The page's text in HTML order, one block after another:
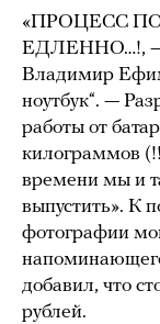
«ПРОЦЕСС
ЕДЛЕННО…!, —
Владимир
ноутбук“. —
работы от
килограммов
времени мы и
выпустить». К
фотографии
добавил, что
рублей.